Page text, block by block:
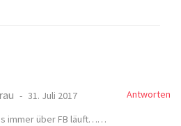
31. Juli 2017
Antworten
immer über FB läuft……